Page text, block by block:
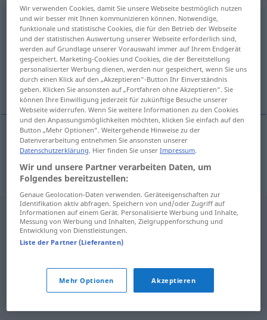
moquear [mokeˈar]v/i
Übersicht aller Übersetzungen
(Für mehr Details die Übersetzung anklicken/antippen)
laufen
laufen moquear nariz
Wir verwenden Cookies, damit Sie unsere Webseite bestmöglich nutzen
und wir besser mit Ihnen kommunizieren können. Notwendige,
funktionale und statistische Cookies, die für den Betrieb der Webseite
und der statistischen Auswertung unserer Webseite erforderlich sind,
werden auf Grundlage unserer Vorauswahl immer auf Ihrem Endgerät
gespeichert. Marketing-Cookies und Cookies, die der Bereitstellung
personalisierter Werbung dienen, werden nur gespeichert, wenn Sie uns
durch einen Klick auf den „Akzeptieren“-Button Ihr Einverständnis
geben. Klicken Sie ansonsten auf „Fortfahren ohne Akzeptieren“. Sie
können Ihre Einwilligung jederzeit für zukünftige Besuche unserer
Webseite widerrufen. Wenn Sie weitere Informationen zu den Cookies
und den Anpassungsmöglichkeiten möchten, klicken Sie einfach auf den
Button „Mehr Optionen“. Weitergehende Hinweise zu der
Datenverarbeitung entnehmen Sie ansonsten unserer
Datenschutzerklärung. Hier finden Sie unserImpressum.
Wir und unsere Partner verarbeiten Daten, um
Folgendes bereitzustellen:
Genaue Geolocation-Daten verwenden. Geräteeigenschaften zur
Identifikation aktiv abfragen. Speichern von und/oder Zugriff auf
Informationen auf einem Gerät. Personalisierte Werbung und Inhalte,
Messung von Werbung und Inhalten, Zielgruppenforschung und
Entwicklung von Dienstleistungen.
Liste der Partner (Lieferanten)
Mehr Optionen Akzeptieren